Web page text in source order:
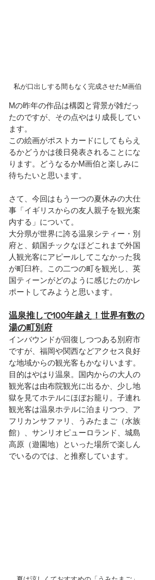
私が口出しする間もなく完成させたM画伯
Mの昨年の作品は構図と背景が雑だっ
たのですが、その点やはり成長してい
ます。
この絵画がポストカードにしてもらえ
るかどうかは後日発表されることにな
ります。どうなるかM画伯と楽しみに
待ちたいと思います。
さて、今回はもう一つの夏休みの大仕
事「イギリスからの友人親子を観光案
内する」について。
大分県が世界に誇る温泉シティー・別
府と、鎖国チックなほどこれまで外国
人観光客にアピールしてこなかった我
が町臼杵。この二つの町を観光し、英
国ティーンがどのように感じたのかレ
ポートしてみようと思います。
温泉推しで100年越え！世界有数の
湯の町別府
インバウンドが回復しつつある別府市
ですが、福岡や関西などアクセス良好
な地域からの観光客もかなりいます。
目的はやはり温泉。国内からの大人の
観光客は由布院観光に出るか、少し地
獄を見てホテルにほぼお籠り。子連れ
観光客は温泉ホテルに泊まりつつ、ア
フリカンサファリ、うみたまご（水族
館）、サンリオピューロランド、城島
高原（遊園地）といった場所で楽しん
でいるのでは、と推察しています。